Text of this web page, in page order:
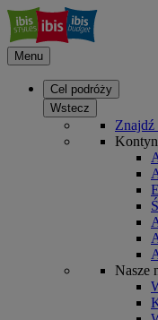
Menu
Cel podróży
Wstecz
Znajdź
Nasze